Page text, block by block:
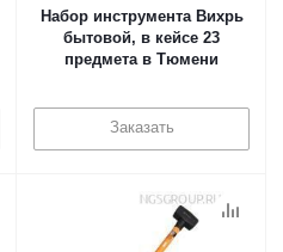
Набор инструмента Вихрь
бытовой, в кейсе 23
предмета в Тюмени
Заказать